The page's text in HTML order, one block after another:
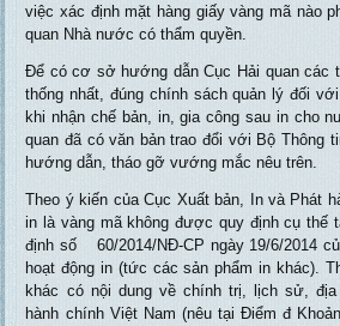
việc xác định mặt hàng giấy vàng mã nào
quan Nhà nước có thẩm quyền.
Để có cơ sở hướng dẫn Cục Hải quan các
thống nhất, đúng chính sách quản lý đối
khi nhận chế bản, in, gia công sau in cho
quan đã có văn bản trao đổi với Bộ Thông
hướng dẫn, tháo gỡ vướng mắc nêu trên.
Theo ý kiến của Cục Xuất bản, In và Phát
in là vàng mã không được quy định cụ thế
định số 60/2014/NĐ-CP ngày 19/6/2014
hoạt động in (tức các sản phẩm in khác).
khác có nội dung về chính trị, lịch sử,
hành chính Việt Nam (nêu tại Điểm đ